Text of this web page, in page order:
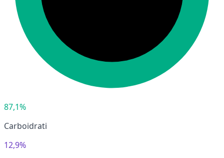
87,1%
Carboidrati
12,9%